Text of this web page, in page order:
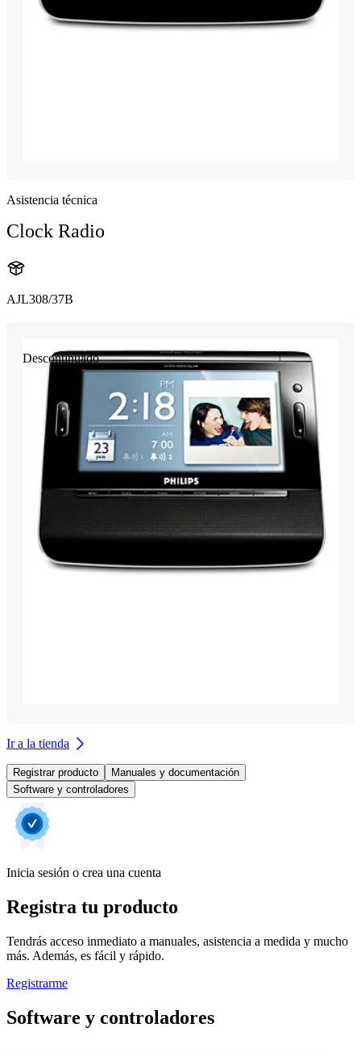
Asistencia técnica
Clock Radio
AJL308/37B
Descontinuado
Ir a la tienda
Registrar producto
Manuales y documentación
Software y controladores
Inicia sesión o crea una cuenta
Registra tu producto
Tendrás acceso inmediato a manuales, asistencia a medida y mucho
más. Además, es fácil y rápido.
Registrarme
Software y controladores